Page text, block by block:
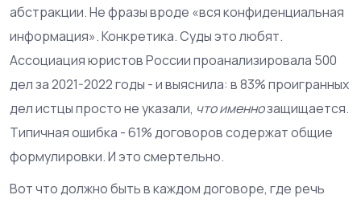
абстракции. Не фразы вроде «вся конфиденциальная
информация». Конкретика. Суды это любят.
Ассоциация юристов России проанализировала 500
дел за 2021-2022 годы - и выяснила: в 83% проигранных
дел истцы просто не указали, что именнозащищается.
Типичная ошибка - 61% договоров содержат общие
формулировки. И это смертельно.
Вот что должно быть в каждом договоре, где речь